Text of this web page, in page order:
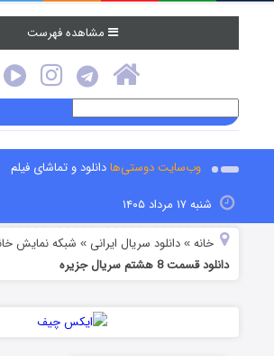
مشاهده فهرست
وب‌سایت دوستی‌هادانلود و تماشای فیلم
شنبه ۱۷ مرداد ۱۴۰۵
خانه »دانلود سریال ایرانی » شبکه نمایش
دانلود قسمت 8 هشتم سریال جزیره